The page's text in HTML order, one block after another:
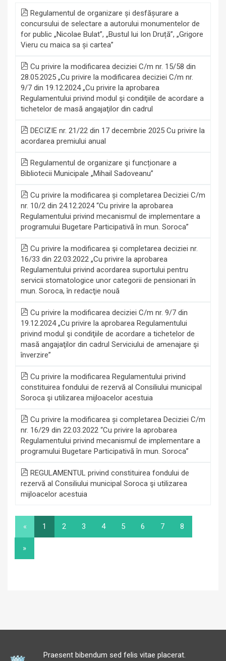
Regulamentul de organizare și desfășurare a
concursului de selectare a autorului monumentelor de
for public „Nicolae Bulat”, „Bustul lui Ion Druță”, „Grigore
Vieru cu maica sa și cartea”
Cu privire la modificarea deciziei C/m nr. 15/58 din
28.05.2025 „Cu privire la modificarea deciziei C/m nr.
9/7 din 19.12.2024 „Cu privire la aprobarea
Regulamentului privind modul şi condiţiile de acordare a
tichetelor de masă angajaţilor din cadrul
DECIZIE nr. 21/22 din 17 decembrie 2025 Cu privire la
acordarea premiului anual
Regulamentul de organizare şi funcționare a
Bibliotecii Municipale „Mihail Sadoveanu”
Cu privire la modificarea și completarea Deciziei C/m
nr. 10/2 din 24.12.2024 “Cu privire la aprobarea
Regulamentului privind mecanismul de implementare a
programului Bugetare Participativă în mun. Soroca”
Cu privire la modificarea şi completarea deciziei nr.
16/33 din 22.03.2022 „Cu privire la aprobarea
Regulamentului privind acordarea suportului pentru
servicii stomatologice unor categorii de pensionari în
mun. Soroca, în redacţie nouă
Cu privire la modificarea deciziei C/m nr. 9/7 din
19.12.2024 „Cu privire la aprobarea Regulamentului
privind modul şi condiţiile de acordare a tichetelor de
masă angajaţilor din cadrul Serviciului de amenajare şi
înverzire”
Cu privire la modificarea Regulamentului privind
constituirea fondului de rezervă al Consiliului municipal
Soroca şi utilizarea mijloacelor acestuia
Cu privire la modificarea și completarea Deciziei C/m
nr. 16/29 din 22.03.2022 “Cu privire la aprobarea
Regulamentului privind mecanismul de implementare a
programului Bugetare Participativă în mun. Soroca”
REGULAMENTUL privind constituirea fondului de
rezervă al Consiliului municipal Soroca şi utilizarea
mijloacelor acestuia
« 1 2 3 4 5 6 7 8
»
Praesent bibendum sed felis vitae placerat.